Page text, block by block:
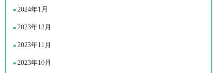
2024年1月
2023年12月
2023年11月
2023年10月